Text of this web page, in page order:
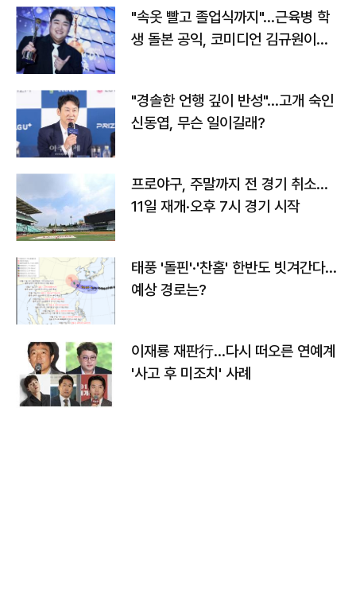
"속옷 빨고 졸업식까지"…근육병 학
생 돌본 공익, 코미디언 김규원이었
"경솔한 언행 깊이 반성"…고개 숙인
신동엽, 무슨 일이길래?
프로야구, 주말까지 전 경기 취소…
11일 재개·오후 7시 경기 시작
태풍 '돌핀'·'찬홈' 한반도 빗겨간다…
예상 경로는?
이재룡 재판行…다시 떠오른 연예계
'사고 후 미조치' 사례